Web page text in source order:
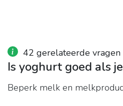
42 gerelateerde vragen
Is yoghurt goed als
Beperk melk en